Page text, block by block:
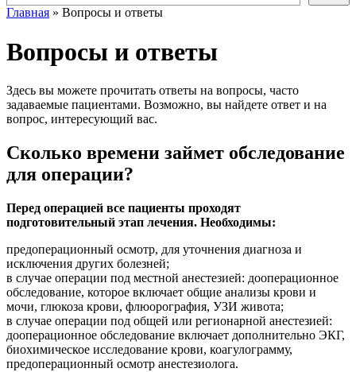
Главная » Вопросы и ответы
Вопросы и ответы
Здесь вы можете прочитать ответы на вопросы, часто
задаваемые пациентами. Возможно, вы найдете ответ и на
вопрос, интересующий вас.
Сколько времени займет обследование
для операции?
Перед операцией все пациенты проходят
подготовительный этап лечения. Необходимы:
предоперационный осмотр, для уточнения диагноза и
исключения других болезней;
в случае операции под местной анестезией: дооперационное
обследование, которое включает общие анализы крови и
мочи, глюкоза крови, флюорография, УЗИ живота;
в случае операции под общей или регионарной анеcтезией:
дооперационное обследование включает дополнительно ЭКГ,
биохимическое исследование крови, коагулограмму,
предоперационный осмотр анестезиолога.